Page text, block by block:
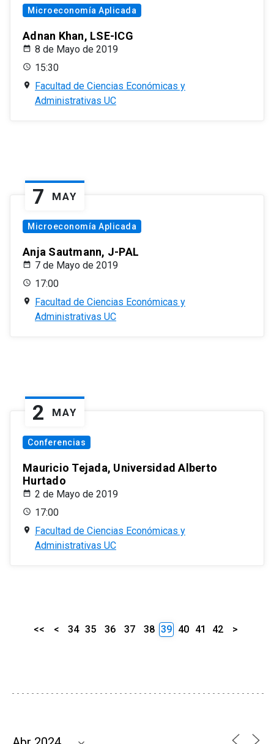
Microeconomía Aplicada
Adnan Khan, LSE-ICG
8 de Mayo de 2019
15:30
Facultad de Ciencias Económicas y
Administrativas UC
7 MAY
Microeconomía Aplicada
Anja Sautmann, J-PAL
7 de Mayo de 2019
17:00
Facultad de Ciencias Económicas y
Administrativas UC
2 MAY
Conferencias
Mauricio Tejada, Universidad Alberto
Hurtado
2 de Mayo de 2019
17:00
Facultad de Ciencias Económicas y
Administrativas UC
<< < 34 35 36 37 38 39 40 41 42 >